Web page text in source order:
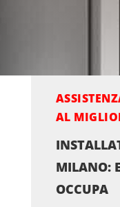
AL
MILANO:
OCCUPA